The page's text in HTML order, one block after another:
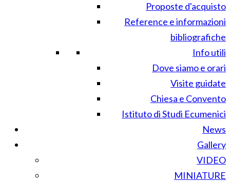
Proposte d'acquisto
Reference e informazioni
bibliografiche
Info utili
Dove siamo e orari
Visite guidate
Chiesa e Convento
Istituto di Studi Ecumenici
News
Gallery
VIDEO
MINIATURE